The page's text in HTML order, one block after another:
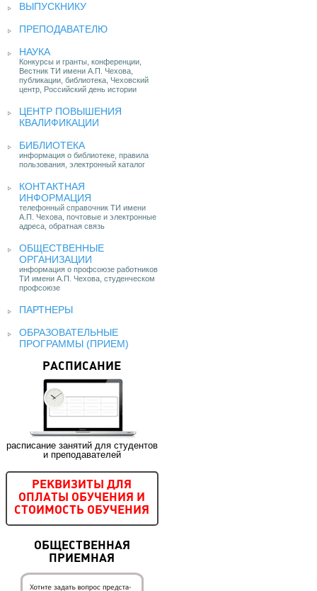
ВЫПУСКНИКУ
ПРЕПОДАВАТЕЛЮ
НАУКА
Конкурсы и гранты, конференции,
Вестник ТИ имени А.П. Чехова,
публикации, библиотека, Чеховский
центр, Российский день истории
ЦЕНТР ПОВЫШЕНИЯ
КВАЛИФИКАЦИИ
БИБЛИОТЕКА
информация о библиотеке, правила
пользования, электронный каталог
КОНТАКТНАЯ
ИНФОРМАЦИЯ
телефонный справочник ТИ имени
А.П. Чехова, почтовые и электронные
адреса, обратная связь
ОБЩЕСТВЕННЫЕ
ОРГАНИЗАЦИИ
информация о профсоюзе работников
ТИ имени А.П. Чехова, студенческом
профсоюзе
ПАРТНЕРЫ
ОБРАЗОВАТЕЛЬНЫЕ
ПРОГРАММЫ (ПРИЕМ)
РАСПИСАНИЕ
расписание занятий для студентов
и преподавателей
РЕКВИЗИТЫ ДЛЯ
ОПЛАТЫ ОБУЧЕНИЯ И
СТОИМОСТЬ ОБУЧЕНИЯ
ОБЩЕСТВЕННАЯ
ПРИЕМНАЯ